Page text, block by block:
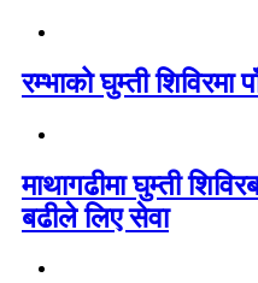
रम्भाको घुम्ती
माथागढीमा घुम्ती
बढीले लिए सेवा